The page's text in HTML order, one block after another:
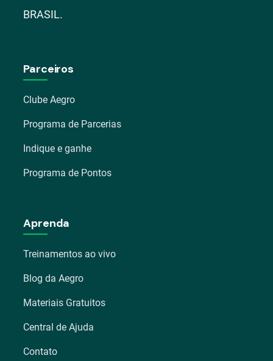
BRASIL.
Parceiros
Clube Aegro
Programa de Parcerias
Indique e ganhe
Programa de Pontos
Aprenda
Treinamentos ao vivo
Blog da Aegro
Materiais Gratuitos
Central de Ajuda
Contato